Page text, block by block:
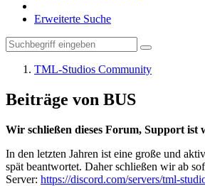
Erweiterte Suche
TML-Studios Community
Beiträge von BUS
Wir schließen dieses Forum, Support ist
In den letzten Jahren ist eine große und
spät beantwortet. Daher schließen wir ab
Server: https://discord.com/servers/tml-